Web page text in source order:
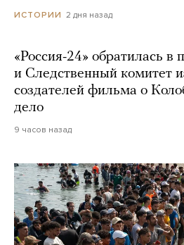
ИСТОРИИ 2 дня назад
«Россия-24» обратилась в
и Следственный комитет
создателей фильма о
дело
9 часов назад